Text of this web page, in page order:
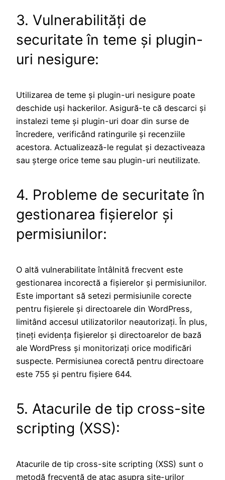
3. Vulnerabilități de
securitate în teme și plugin-
uri nesigure:
Utilizarea de teme și plugin-uri nesigure poate
deschide uși hackerilor. Asigură-te că descarci și
instalezi teme și plugin-uri doar din surse de
încredere, verificând ratingurile și recenziile
acestora. Actualizează-le regulat și dezactiveaza
sau șterge orice teme sau plugin-uri neutilizate.
4. Probleme de securitate în
gestionarea fișierelor și
permisiunilor:
O altă vulnerabilitate întâlnită frecvent este
gestionarea incorectă a fișierelor și permisiunilor.
Este important să setezi permisiunile corecte
pentru fișierele și directoarele din WordPress,
limitând accesul utilizatorilor neautorizați. În plus,
țineți evidența fișierelor și directoarelor de bază
ale WordPress și monitorizați orice modificări
suspecte. Permisiunea corectă pentru directoare
este 755 și pentru fișiere 644.
5. Atacurile de tip cross-site
scripting (XSS):
Atacurile de tip cross-site scripting (XSS) sunt o
metodă frecventă de atac asupra site-urilor